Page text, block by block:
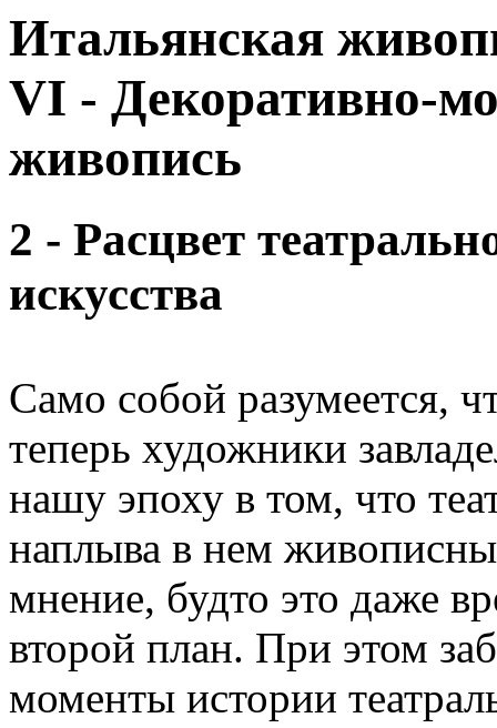
Итальянская
VI - Декоративно-
живопись
2 - Расцвет
искусства
Само собой разумеется,
теперь художники
нашу эпоху в том, что
наплыва в нем
мнение, будто это даже
второй план. При этом
моменты истории